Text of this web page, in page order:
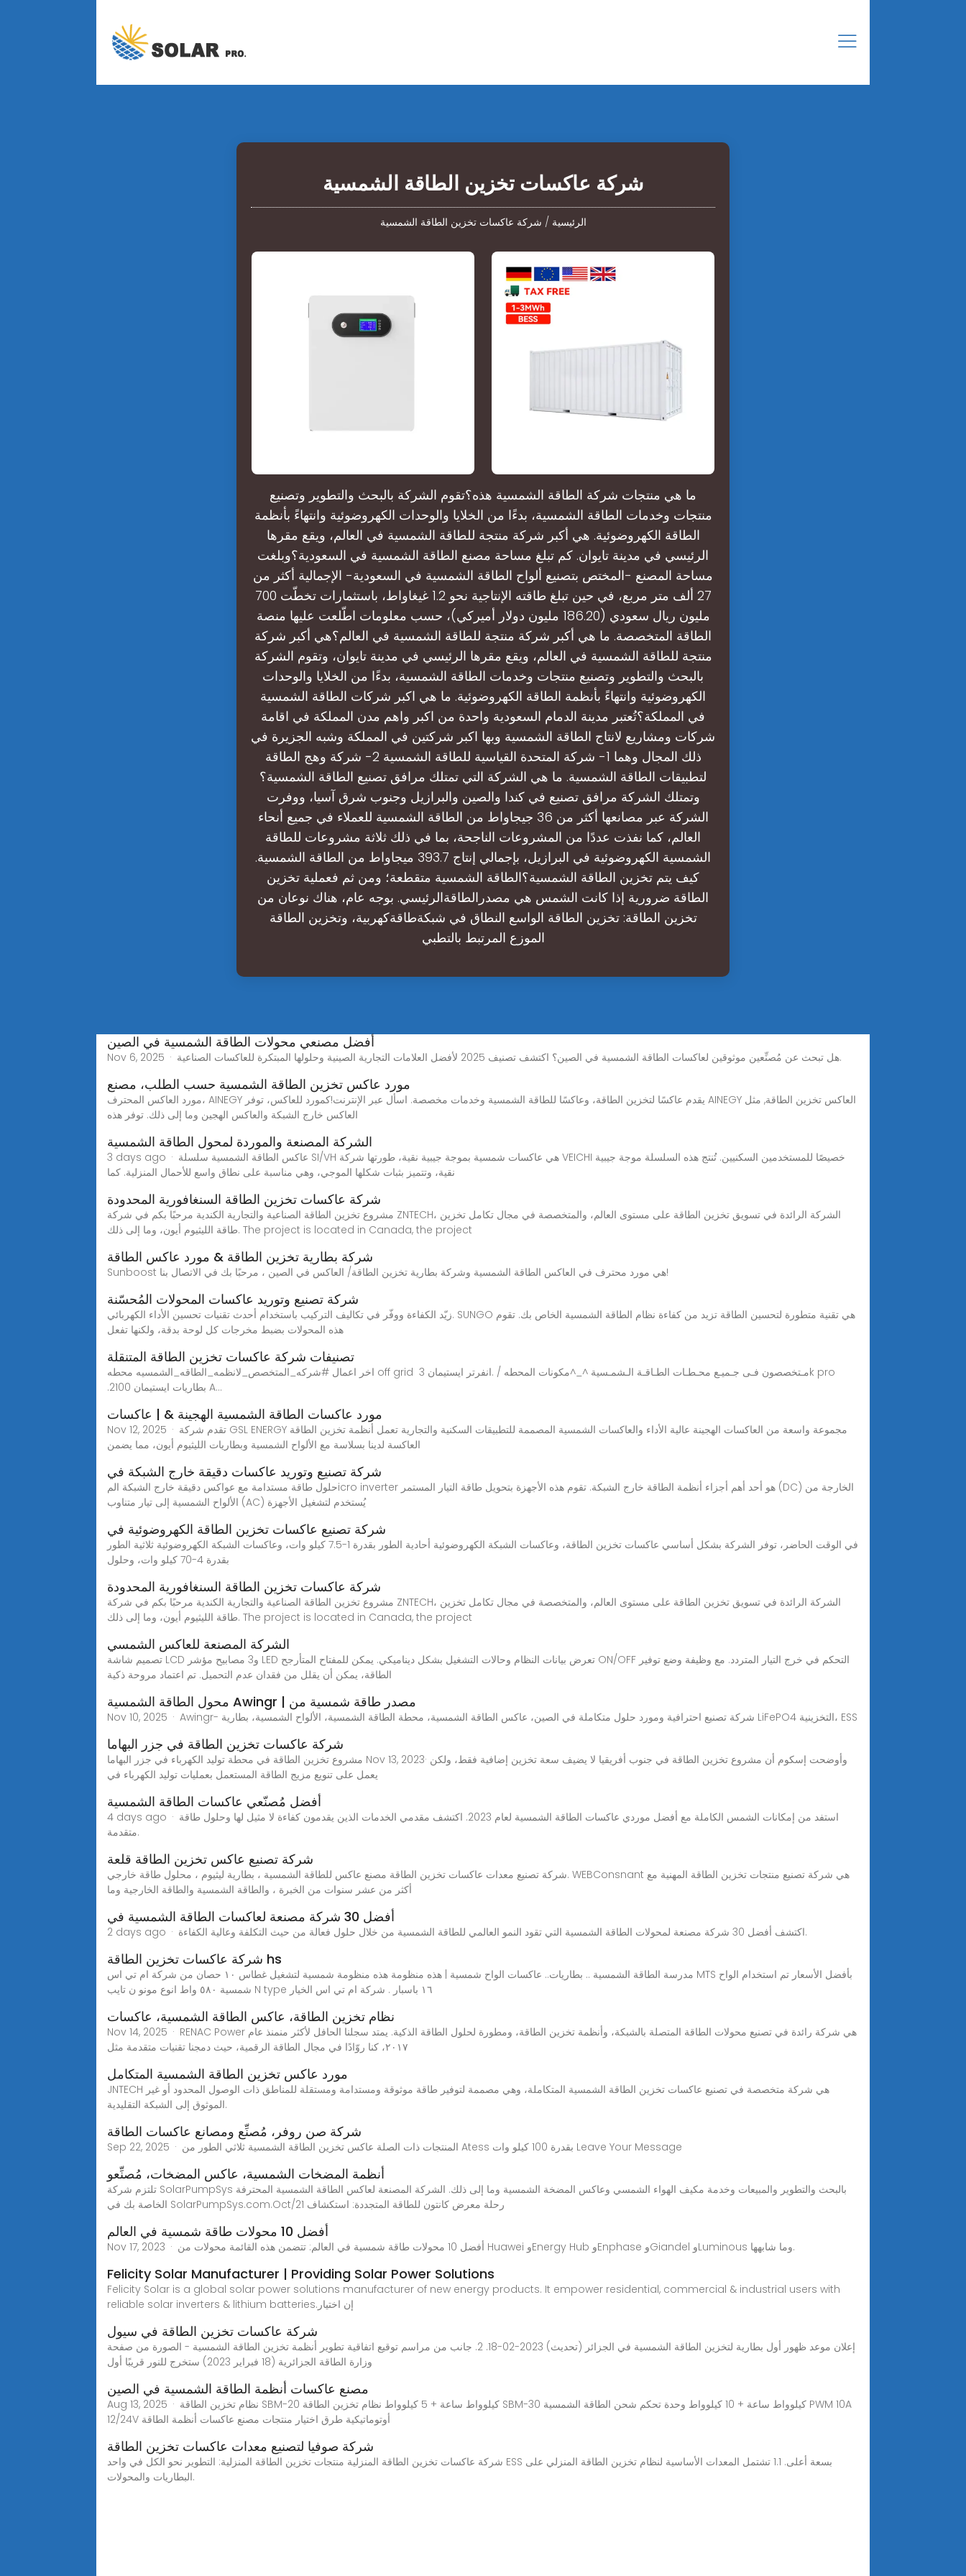
شركة عاكسات تخزين الطاقة الشمسية
الرئيسية / شركة عاكسات تخزين الطاقة الشمسية
ما هي منتجات شركة الطاقة الشمسية هذه؟تقوم الشركة بالبحث والتطوير وتصنيع
منتجات وخدمات الطاقة الشمسية، بدءًا من الخلايا والوحدات الكهروضوئية وانتهاءً بأنظمة
الطاقة الكهروضوئية. هي أكبر شركة منتجة للطاقة الشمسية في العالم، ويقع مقرها
الرئيسي في مدينة تايوان. كم تبلغ مساحة مصنع الطاقة الشمسية في السعودية؟وبلغت
مساحة المصنع -المختص بتصنيع ألواح الطاقة الشمسية في السعودية- الإجمالية أكثر من
27 ألف متر مربع، في حين تبلغ طاقته الإنتاجية نحو 1.2 غيغاواط، باستثمارات تخطّت 700
مليون ريال سعودي (186.20 مليون دولار أميركي)، حسب معلومات اطّلعت عليها منصة
الطاقة المتخصصة. ما هي أكبر شركة منتجة للطاقة الشمسية في العالم؟هي أكبر شركة
منتجة للطاقة الشمسية في العالم، ويقع مقرها الرئيسي في مدينة تايوان، وتقوم الشركة
بالبحث والتطوير وتصنيع منتجات وخدمات الطاقة الشمسية، بدءًا من الخلايا والوحدات
الكهروضوئية وانتهاءً بأنظمة الطاقة الكهروضوئية. ما هي اكبر شركات الطاقة الشمسية
في المملكة؟تُعتبر مدينة الدمام السعودية واحدة من اكبر واهم مدن المملكة في اقامة
شركات ومشاريع لانتاج الطاقة الشمسية وبها اكبر شركتين في المملكة وشبه الجزيرة في
ذلك المجال وهما 1- شركة المتحدة القياسية للطاقة الشمسية 2- شركة وهج الطاقة
لتطبيقات الطاقة الشمسية. ما هي الشركة التي تمتلك مرافق تصنيع الطاقة الشمسية؟
وتمتلك الشركة مرافق تصنيع في كندا والصين والبرازيل وجنوب شرق آسيا، ووفرت
الشركة عبر مصانعها أكثر من 36 جيجاواط من الطاقة الشمسية للعملاء في جميع أنحاء
العالم، كما نفذت عددًا من المشروعات الناجحة، بما في ذلك ثلاثة مشروعات للطاقة
الشمسية الكهروضوئية في البرازيل، بإجمالي إنتاج 393.7 ميجاواط من الطاقة الشمسية.
كيف يتم تخزين الطاقة الشمسية؟الطاقة الشمسية متقطعة؛ ومن ثم فعملية تخزين
الطاقة ضرورية إذا كانت الشمس هي مصدرالطاقةالرئيسي. بوجه عام، هناك نوعان من
تخزين الطاقة: تخزين الطاقة الواسع النطاق في شبكةطاقةكهربية، وتخزين الطاقة
الموزع المرتبط بالتطبي
أفضل مصنعي محولات الطاقة الشمسية في الصين
Nov 6, 2025 · هل تبحث عن مُصنِّعين موثوقين لعاكسات الطاقة الشمسية في الصين؟ اكتشف تصنيف 2025 لأفضل العلامات التجارية الصينية وحلولها المبتكرة للعاكسات الصناعية.
مورد عاكس تخزين الطاقة الشمسية حسب الطلب، مصنع
مورد العاكس المحترف، AINEGY يقدم عاكسًا لتخزين الطاقة، وعاكسًا للطاقة الشمسية وخدمات مخصصة. اسأل عبر الإنترنت!كمورد للعاكس، توفر AINEGY العاكس تخزين الطاقة, مثل
العاكس خارج الشبكة والعاكس الهجين وما إلى ذلك. توفر هذه
الشركة المصنعة والموردة لمحول الطاقة الشمسية
3 days ago · عاكس الطاقة الشمسية سلسلة SI/VH هي عاكسات شمسية بموجة جيبية نقية، طورتها شركة VEICHI خصيصًا للمستخدمين السكنيين. تُنتج هذه السلسلة موجة جيبية
نقية، وتتميز بثبات شكلها الموجي، وهي مناسبة على نطاق واسع للأحمال المنزلية. كما
شركة عاكسات تخزين الطاقة السنغافورية المحدودة
مشروع تخزين الطاقة الصناعية والتجارية الكندية مرحبًا بكم في شركة ZNTECH، الشركة الرائدة في تسويق تخزين الطاقة على مستوى العالم، والمتخصصة في مجال تكامل تخزين
طاقة الليثيوم أيون، وما إلى ذلك. The project is located in Canada, the project
شركة بطارية تخزين الطاقة & مورد عاكس الطاقة
Sunboost هي مورد محترف في العاكس الطاقة الشمسية وشركة بطارية تخزين الطاقة/ العاكس في الصين ، مرحبًا بك في الاتصال بنا!
شركة تصنيع وتوريد عاكسات المحولات المُحسّنة
زيّد الكفاءة ووفّر في تكاليف التركيب باستخدام أحدث تقنيات تحسين الأداء الكهربائي. SUNGO هي تقنية متطورة لتحسين الطاقة تزيد من كفاءة نظام الطاقة الشمسية الخاص بك. تقوم
هذه المحولات بضبط مخرجات كل لوحة بدقة، ولكنها تفعل
تصنيفات شركة عاكسات تخزين الطاقة المتنقلة
اخر اعمال #شركه_المتخصص_لانظمه_الطاقه_الشمسيه محطه off grid ️ مـتخصصون فـى جـميـع محـطـات الطـاقـة الـشمـسية ^_^مكونات المحطه / .انفرتر ايستيمان 3k pro
.2بطاريات ايستيمان 100 A...
مورد عاكسات الطاقة الشمسية الهجينة & | عاكسات
Nov 12, 2025 · تقدم شركة GSL ENERGY مجموعة واسعة من العاكسات الهجينة عالية الأداء والعاكسات الشمسية المصممة للتطبيقات السكنية والتجارية تعمل أنظمة تخزين الطاقة
العاكسة لدينا بسلاسة مع الألواح الشمسية وبطاريات الليثيوم أيون، مما يضمن
شركة تصنيع وتوريد عاكسات دقيقة خارج الشبكة في
حلول طاقة مستدامة مع عواكس دقيقة خارج الشبكة المicro inverter هو أحد أهم أجزاء أنظمة الطاقة خارج الشبكة. تقوم هذه الأجهزة بتحويل طاقة التيار المستمر (DC) الخارجة من
الألواح الشمسية إلى تيار متناوب (AC) يُستخدم لتشغيل الأجهزة
شركة تصنيع عاكسات تخزين الطاقة الكهروضوئية في
في الوقت الحاضر، توفر الشركة بشكل أساسي عاكسات تخزين الطاقة، وعاكسات الشبكة الكهروضوئية أحادية الطور بقدرة 1-7.5 كيلو وات، وعاكسات الشبكة الكهروضوئية ثلاثية الطور
بقدرة 4-70 كيلو وات، وحلول
شركة عاكسات تخزين الطاقة السنغافورية المحدودة
مشروع تخزين الطاقة الصناعية والتجارية الكندية مرحبًا بكم في شركة ZNTECH، الشركة الرائدة في تسويق تخزين الطاقة على مستوى العالم، والمتخصصة في مجال تكامل تخزين
طاقة الليثيوم أيون، وما إلى ذلك. The project is located in Canada, the project
الشركة المصنعة للعاكس الشمسي
تصميم شاشة LCD و3 مصابيح مؤشر LED تعرض بيانات النظام وحالات التشغيل بشكل ديناميكي. يمكن للمفتاح المتأرجح ON/OFF التحكم في خرج التيار المتردد. مع وظيفة وضع توفير
الطاقة، يمكن أن يقلل من فقدان عدم التحميل. تم اعتماد مروحة ذكية
محول الطاقة الشمسية Awingr | مصدر طاقة شمسية من
Nov 10, 2025 · Awingr- شركة تصنيع احترافية ومورد حلول متكاملة في الصين، عاكس الطاقة الشمسية، محطة الطاقة الشمسية، الألواح الشمسية، بطارية LiFePO4 التخزينية، ESS
شركة عاكسات تخزين الطاقة في جزر البهاما
مشروع تخزين الطاقة في محطة توليد الكهرباء في جزر البهاما Nov 13, 2023· وأوضحت إسكوم أن مشروع تخزين الطاقة في جنوب أفريقيا لا يضيف سعة تخزين إضافية فقط، ولكن
يعمل على تنويع مزيج الطاقة المستعمل بعمليات توليد الكهرباء في
أفضل مُصنّعي عاكسات الطاقة الشمسية
4 days ago · استفد من إمكانات الشمس الكاملة مع أفضل موردي عاكسات الطاقة الشمسية لعام 2023. اكتشف مقدمي الخدمات الذين يقدمون كفاءة لا مثيل لها وحلول طاقة
متقدمة.
شركة تصنيع عاكس تخزين الطاقة قلعة
شركة تصنيع معدات عاكسات تخزين الطاقة مصنع عاكس للطاقة الشمسية ، بطارية ليثيوم ، محلول طاقة خارجي. WEBConsnant هي شركة تصنيع منتجات تخزين الطاقة المهنية مع
أكثر من عشر سنوات من الخبرة ، والطاقة الشمسية والطاقة الخارجية وما
أفضل 30 شركة مصنعة لعاكسات الطاقة الشمسية في
2 days ago · اكتشف أفضل 30 شركة مصنعة لمحولات الطاقة الشمسية التي تقود النمو العالمي للطاقة الشمسية من خلال حلول فعالة من حيث التكلفة وعالية الكفاءة.
شركة عاكسات تخزين الطاقة hs
مدرسة الطاقة الشمسية .. بطاريات.. عاكسات الواح شمسية | هذه منظومة هذه منظومة شمسية لتشغيل غطاس ١٠ حصان من شركة ام تي اس MTS بأفضل الأسعار تم استخدام الواح
شمسية ٥٨٠ واط انوع مونو ن تايب N type ١٦ باسبار . شركة ام تي اس الخيار
نظام تخزين الطاقة، عاكس الطاقة الشمسية، عاكسات
Nov 14, 2025 · RENAC Power هي شركة رائدة في تصنيع محولات الطاقة المتصلة بالشبكة، وأنظمة تخزين الطاقة، ومطورة لحلول الطاقة الذكية. يمتد سجلنا الحافل لأكثر منمنذ عام
٢٠١٧، كنا روّادًا في مجال الطاقة الرقمية، حيث دمجنا تقنيات متقدمة مثل
مورد عاكس تخزين الطاقة الشمسية المتكامل
JNTECH هي شركة متخصصة في تصنيع عاكسات تخزين الطاقة الشمسية المتكاملة، وهي مصممة لتوفير طاقة موثوقة ومستدامة ومستقلة للمناطق ذات الوصول المحدود أو غير
الموثوق إلى الشبكة التقليدية.
شركة صن روفر، مُصنِّع ومصانع عاكسات الطاقة
Sep 22, 2025 · المنتجات ذات الصلة عاكس تخزين الطاقة الشمسية ثلاثي الطور من Atess بقدرة 100 كيلو وات Leave Your Message
أنظمة المضخات الشمسية، عاكس المضخات، مُصنِّعو
تلتزم شركة SolarPumpSys بالبحث والتطوير والمبيعات وخدمة مكيف الهواء الشمسي وعاكس المضخة الشمسية وما إلى ذلك. الشركة المصنعة لعاكس الطاقة الشمسية المحترفة
الخاصة بك في SolarPumpSys.com.Oct/21 رحلة معرض كانتون للطاقة المتجددة: استكشاف
أفضل 10 محولات طاقة شمسية في العالم
Nov 17, 2023 · أفضل 10 محولات طاقة شمسية في العالم: تتضمن هذه القائمة محولات من Huawei وEnergy Hub وEnphase وGiandel وLuminous وما شابهها.
Felicity Solar Manufacturer | Providing Solar Power Solutions
Felicity Solar is a global solar power solutions manufacturer of new energy products. It empower residential, commercial & industrial users with
reliable solar inverters & lithium batteries.إن اختيار
شركة عاكسات تخزين الطاقة في سيول
إعلان موعد ظهور أول بطارية لتخزين الطاقة الشمسية في الجزائر (تحديث) 2023-02-18. 2. جانب من مراسم توقيع اتفاقية تطوير أنظمة تخزين الطاقة الشمسية - الصورة من صفحة
وزارة الطاقة الجزائرية (18 فبراير 2023) ستخرج للنور قريبًا أول
مصنع عاكسات أنظمة الطاقة الشمسية في الصين
Aug 13, 2025 · نظام تخزين الطاقة SBM-20 كيلوواط ساعة + 5 كيلوواط نظام تخزين الطاقة SBM-30 كيلوواط ساعة + 10 كيلوواط وحدة تحكم شحن الطاقة الشمسية PWM 10A
12/24V أوتوماتيكية طرق اختيار منتجات مصنع عاكسات أنظمة الطاقة
شركة صوفيا لتصنيع معدات عاكسات تخزين الطاقة
شركة عاكسات تخزين الطاقة المنزلية منتجات تخزين الطاقة المنزلية: التطوير نحو الكل في واحد ESS بسعة أعلى. 1.1 تشتمل المعدات الأساسية لنظام تخزين الطاقة المنزلي على
البطاريات والمحولات.